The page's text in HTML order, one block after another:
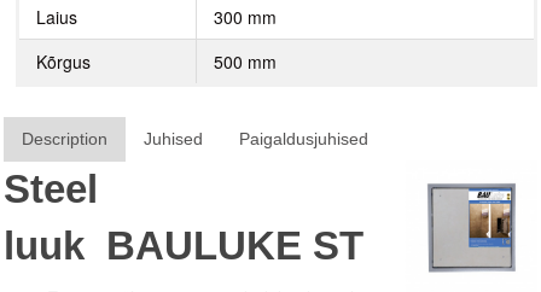
Laius
300 mm
Kõrgus
500 mm
Description Juhised Paigaldusjuhised
Steel
luuk BAULUKE ST